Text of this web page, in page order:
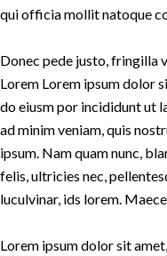
qui officia mollit natoque
Donec pede justo, fringilla
Lorem Lorem ipsum dolor
do eiusm por incididunt ut
ad minim veniam, quis
ipsum. Nam quam nunc,
felis, ultricies nec,
luculvinar, ids lorem.
Lorem ipsum dolor sit